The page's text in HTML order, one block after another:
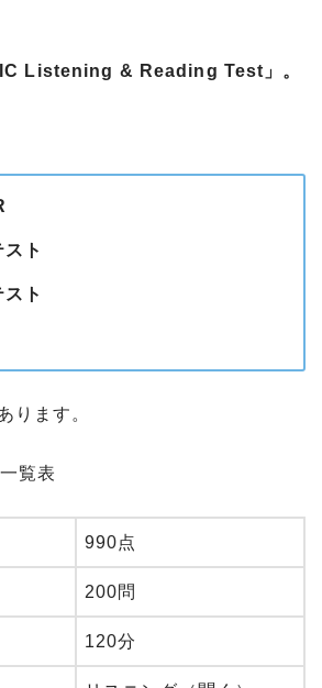
Listening & Reading Test」。
ト
ト
ります。
覧表
990点
200問
120分